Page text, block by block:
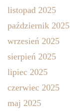
listopad 2025
październik 2025
wrzesień 2025
sierpień 2025
lipiec 2025
czerwiec 2025
maj 2025